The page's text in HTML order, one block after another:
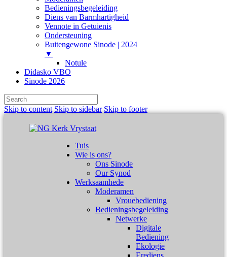
Bedieningsbegeleiding
Diens van Barmhartigheid
Vennote in Getuienis
Ondersteuning
Buitengewone Sinode | 2024
▼
Notule
Didasko VBO
Sinode 2026
Skip to content Skip to sidebar Skip to footer
Tuis
Wie is ons?
Ons Sinode
Our Synod
Werksaamhede
Moderamen
Vrouebediening
Bedieningsbegeleiding
Netwerke
Digitale
Bediening
Ekologie
Erediens